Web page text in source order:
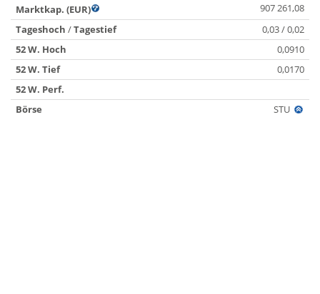
Marktkap. (EUR)
907 261,08
Tageshoch /Tagestief
0,03 / 0,02
52 W. Hoch
0,0910
52 W. Tief
0,0170
52 W. Perf.
Börse
STU